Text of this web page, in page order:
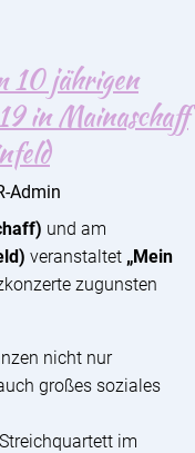
10 jährigen
in Mainaschaff
Admin
und am
veranstaltet „Mein
zugunsten
nicht nur
großes soziales
im